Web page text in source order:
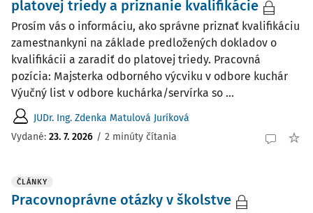
platovej triedy a priznanie kvalifikácie
Prosím vás o informáciu, ako správne priznať kvalifikáciu
zamestnankyni na základe predložených dokladov o
kvalifikácii a zaradiť do platovej triedy. Pracovná
pozícia: Majsterka odborného výcviku v odbore kuchár
Výučný list v odbore kuchárka/servírka so ...
JUDr. Ing. Zdenka Matulová Juríková
Vydané: 23. 7. 2026 / 2 minúty čítania
ČLÁNKY
Pracovnoprávne otázky v školstve